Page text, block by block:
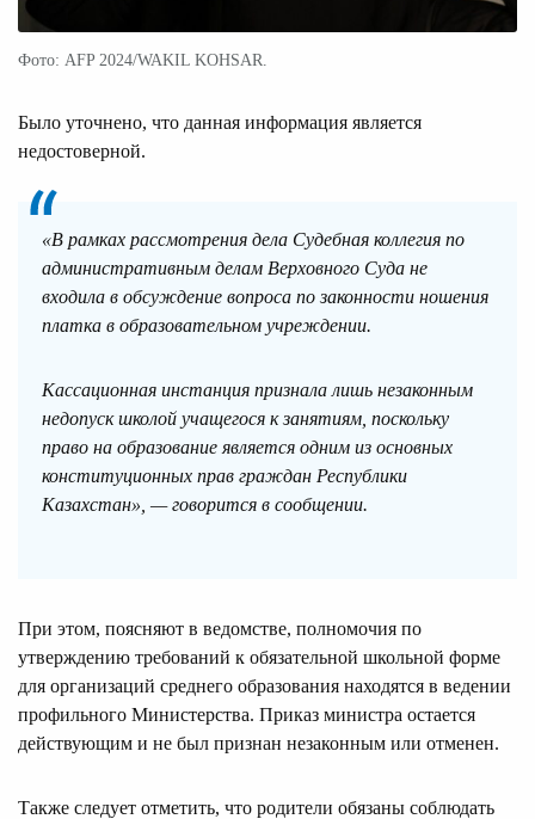
Фото: AFP 2024/WAKIL KOHSAR.
Было уточнено, что данная информация является
недостоверной.
«В рамках рассмотрения дела Судебная коллегия по
административным делам Верховного Суда не
входила в обсуждение вопроса по законности ношения
платка в образовательном учреждении.
Кассационная инстанция признала лишь незаконным
недопуск школой учащегося к занятиям, поскольку
право на образование является одним из основных
конституционных прав граждан Республики
Казахстан», — говорится в сообщении.
При этом, поясняют в ведомстве, полномочия по
утверждению требований к обязательной школьной форме
для организаций среднего образования находятся в ведении
профильного Министерства. Приказ министра остается
действующим и не был признан незаконным или отменен.
Также следует отметить, что родители обязаны соблюдать